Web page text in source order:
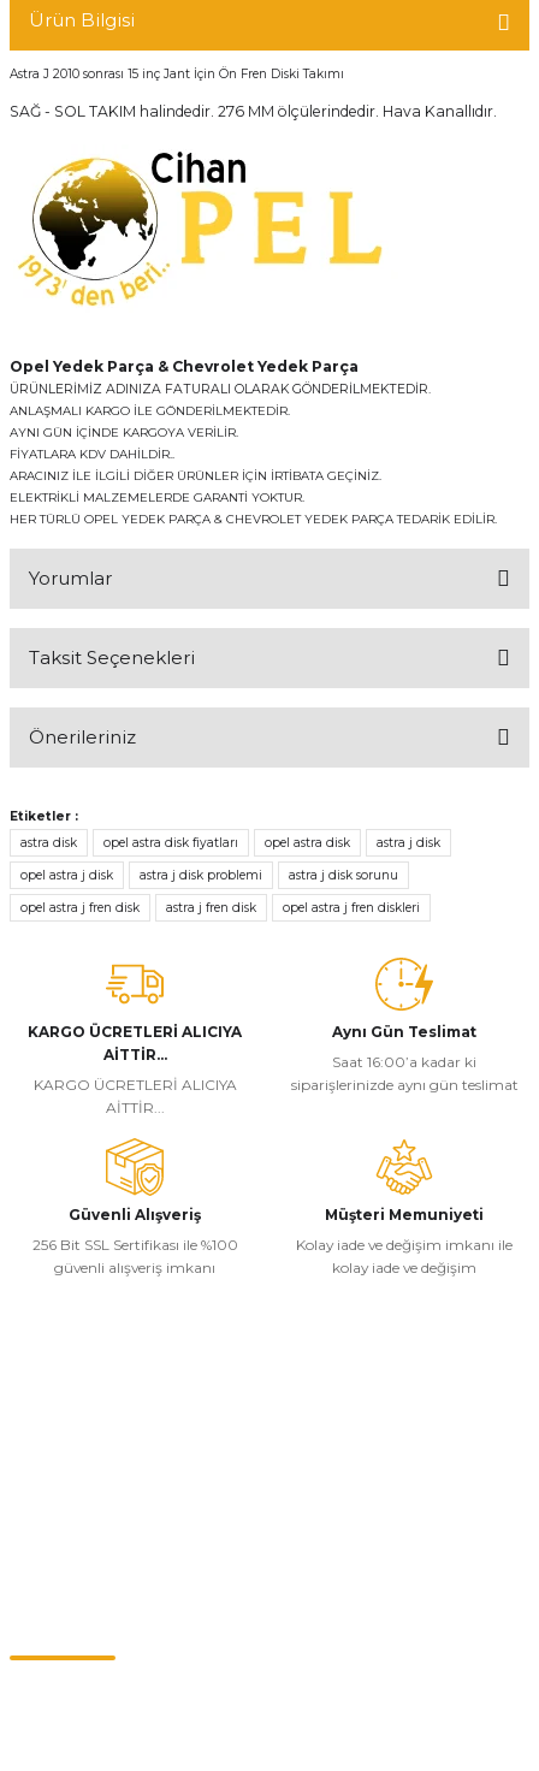
Ürün Bilgisi
Astra J 2010 sonrası 15 inç Jant İçin Ön Fren Diski Takımı
SAĞ - SOL TAKIM halindedir. 276 MM ölçülerindedir. Hava Kanallıdır.
Opel Yedek Parça & Chevrolet Yedek Parça
ÜRÜNLERİMİZ ADINIZA FATURALI OLARAK GÖNDERİLMEKTEDİR.
ANLAŞMALI KARGO İLE GÖNDERİLMEKTEDİR.
AYNI GÜN İÇİNDE KARGOYA VERİLİR.
FİYATLARA KDV DAHİLDİR..
ARACINIZ İLE İLGİLİ DİĞER ÜRÜNLER İÇİN İRTİBATA GEÇİNİZ.
ELEKTRİKLİ MALZEMELERDE GARANTİ YOKTUR.
HER TÜRLÜ OPEL YEDEK PARÇA & CHEVROLET YEDEK PARÇA TEDARİK EDİLİR.
Yorumlar
Taksit Seçenekleri
Önerileriniz
konularda yetersiz gördüğünüz noktaları öneri formunu kullanarak
tarafımıza iletebilirsiniz.
Görüş ve önerileriniz için teşekkür ederiz.
Ürün resmi kalitesiz, bozuk veya görüntülenemiyor.
Ürün bilgilerinde hatalar bulunuyor.
Ürün fiyatı diğer sitelerden daha pahalı.
Bu ürüne benzer farklı alternatifler olmalı.
Etiketler :
astra disk
opel astra disk fiyatları opel astra disk astra j disk
opel astra j disk astra j disk problemi astra j disk sorunu
opel astra j fren disk astra j fren disk opel astra j fren diskleri
KARGO ÜCRETLERİ ALICIYA
AİTTİR...
KARGO ÜCRETLERİ ALICIYA
AİTTİR...
Aynı Gün Teslimat
Saat 16:00’a kadar ki
siparişlerinizde aynı gün teslimat
Güvenli Alışveriş
256 Bit SSL Sertifikası ile %100
güvenli alışveriş imkanı
Müşteri Memuniyeti
Kolay iade ve değişim imkanı ile
kolay iade ve değişim